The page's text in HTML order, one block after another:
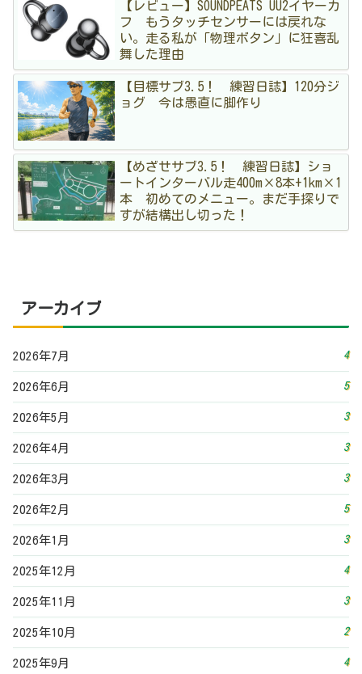
【レビュー】SOUNDPEATS UU2イヤーカ
フ もうタッチセンサーには戻れな
い。走る私が「物理ボタン」に狂喜乱
舞した理由
【目標サブ3.5！ 練習日誌】120分ジ
ョグ 今は愚直に脚作り
【めざせサブ3.5！ 練習日誌】ショ
ートインターバル走400m×8本+1km×1
本 初めてのメニュー。まだ手探りで
すが結構出し切った！
アーカイブ
2026年7月 4
2026年6月 5
2026年5月 3
2026年4月 3
2026年3月 3
2026年2月 5
2026年1月 3
2025年12月 4
2025年11月 3
2025年10月 2
2025年9月 4